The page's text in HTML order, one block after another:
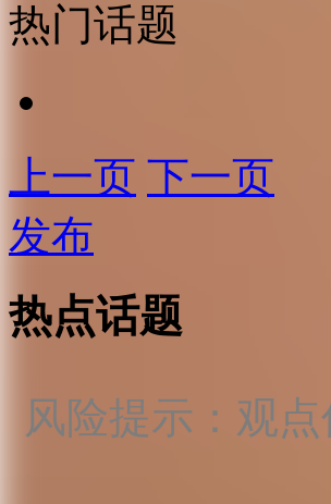
热门话题
上一页 下一页
发布
热点话题
风险提示：观